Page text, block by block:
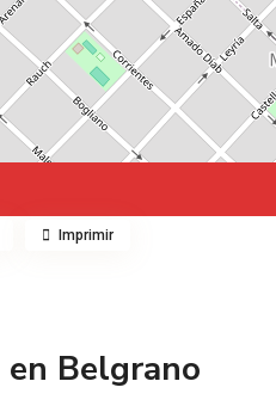
en Belgrano
Imprimir